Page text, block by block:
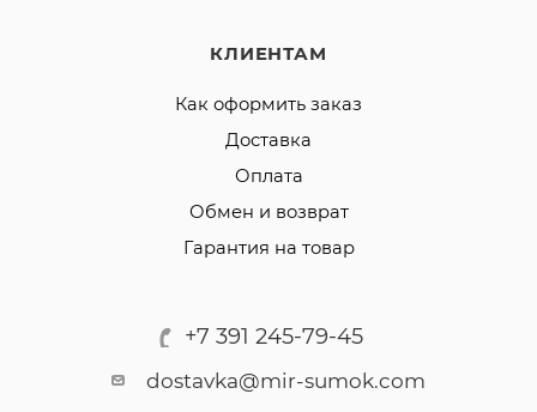
КЛИЕНТАМ
Как оформить заказ
Доставка
Оплата
Обмен и возврат
Гарантия на товар
+7 391 245-79-45
dostavka@mir-sumok.com